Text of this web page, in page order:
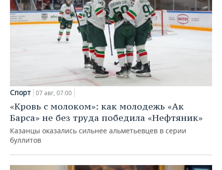
Спорт 07 авг, 07:00
«Кровь с молоком»: как молодежь «Ак
Барса» не без труда победила «Нефтяник»
Казанцы оказались сильнее альметьевцев в серии
буллитов